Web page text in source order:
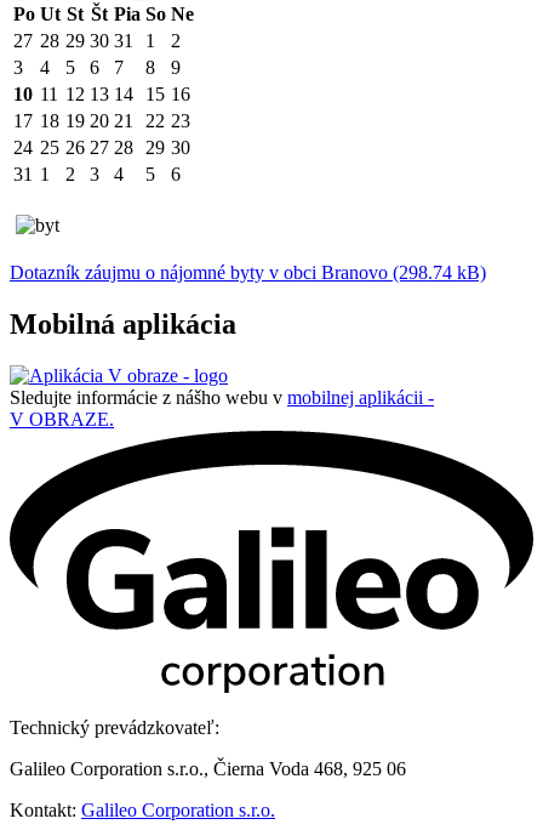
Po Ut St Št Pia So Ne
27 28 29 30 31 1
2
3
4 5 6 7 8
9
10 11 12 13 14 15 16
17 18 19 20 21 22 23
24 25 26 27 28 29 30
31 1 2 3 4 5 6
Dotazník záujmu o nájomné byty v obci Branovo (298.74 kB)
Mobilná aplikácia
Sledujte informácie z nášho webu v mobilnej aplikácii -
V OBRAZE.
Technický prevádzkovateľ:
Galileo Corporation s.r.o., Čierna Voda 468, 925 06
Kontakt: Galileo Corporation s.r.o.